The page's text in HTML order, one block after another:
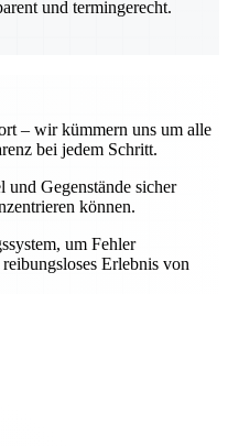
und termingerecht.
– wir kümmern uns um alle
bei jedem Schritt.
Gegenstände sicher
können.
um Fehler
Erlebnis von